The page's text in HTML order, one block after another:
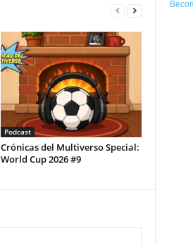
Podcast
Crónicas del Multiverso Special:
World Cup 2026 #9